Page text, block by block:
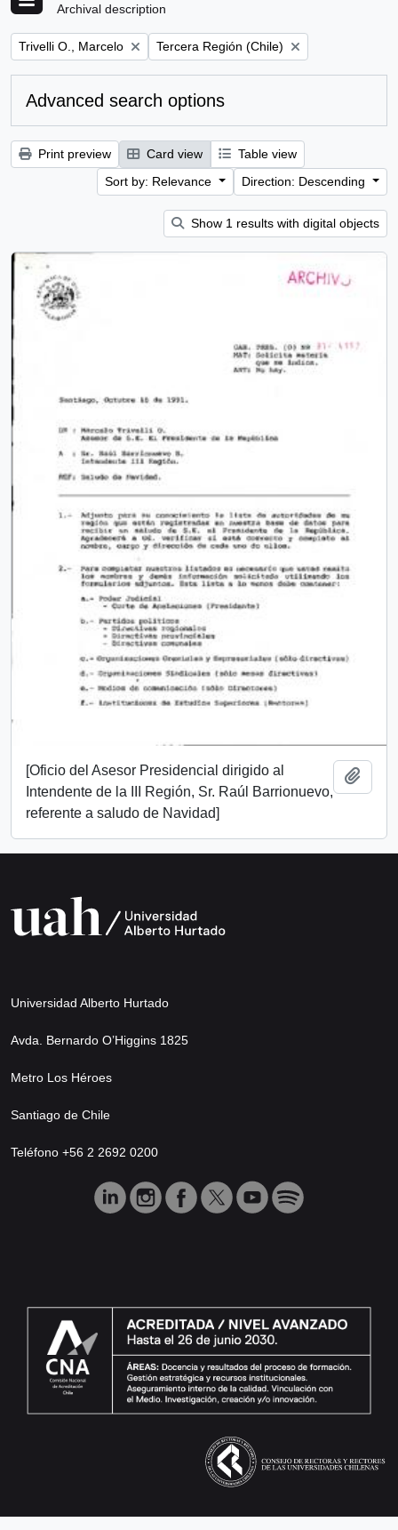
Archival description
Remove filter:
Trivelli O., Marcelo Remove filter:
Tercera Región (Chile)
Advanced search options
Print preview Card view
Table view
Sort by: Relevance
Direction: Descending
Show 1 results with digital objects
[Oficio del Asesor Presidencial dirigido al
Intendente de la III Región, Sr. Raúl Barrionuevo,
referente a saludo de Navidad]
Universidad Alberto Hurtado
Avda. Bernardo O’Higgins 1825
Metro Los Héroes
Santiago de Chile
Teléfono +56 2 2692 0200